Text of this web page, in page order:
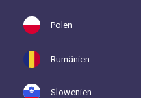
Polen
Rumänien
Slowenien